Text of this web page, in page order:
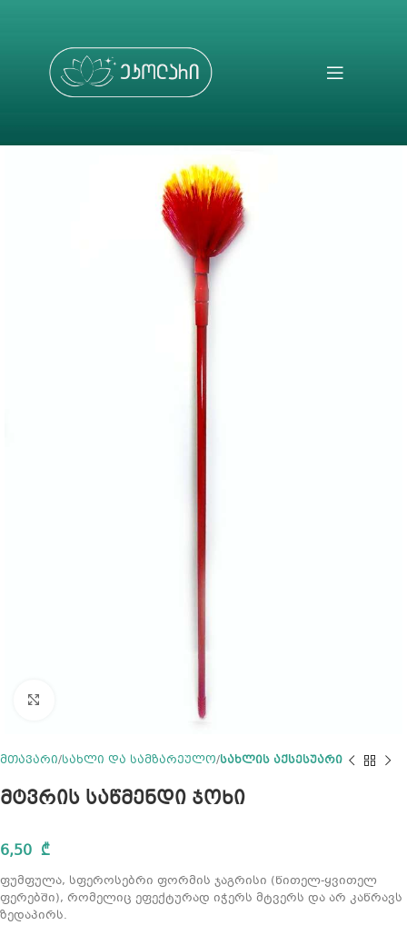
მთავარი სახლი და სამზარეულო სახლის აქსესუარი
მტვრის საწმენდი ჯოხი
6,50 ₾
ფუმფულა, სფეროსებრი ფორმის ჯაგრისი (წითელ-ყვითელ
ფერებში), რომელიც ეფექტურად იჭერს მტვერს და არ კაწრავს
ზედაპირს.